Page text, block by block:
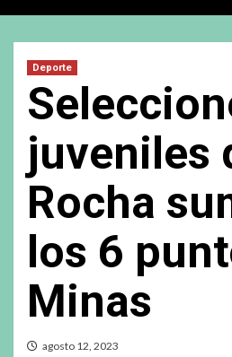
Deporte
juveniles
Rocha
los 6
Minas
agosto 12, 2023